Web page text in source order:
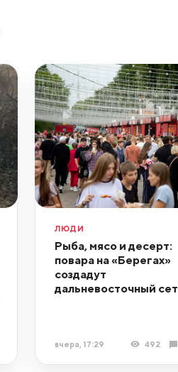
ЛЮДИ
Рыба, мясо и десерт:
повара на «Берегах»
создадут
дальневосточный сет
вчера, 17:29 492